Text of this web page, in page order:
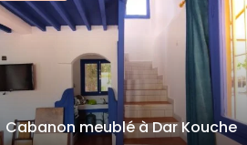
Cabanon meublé à Dar Kouche